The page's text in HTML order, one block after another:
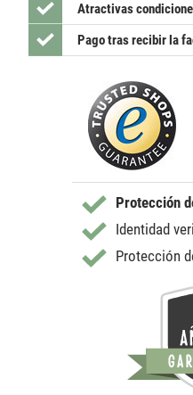
Atractivas
Pago tras recibir la
Protección
Identidad
Protección